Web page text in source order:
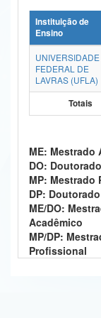
Ministério da Ciência,
Ministério do Meio
Ministério do Turismo
Ministério do
Instituição de
Ensino
UNIVERSIDADE
FEDERAL DE
LAVRAS (UFLA)
Totais
ME: Mestrado
DO:
MP: Mestrado
DP:
ME/DO:
Acadêmico
MP/DP:
Profissional